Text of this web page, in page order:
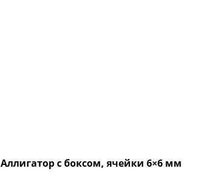
Аллигатор с боксом, ячейки 6×6 мм